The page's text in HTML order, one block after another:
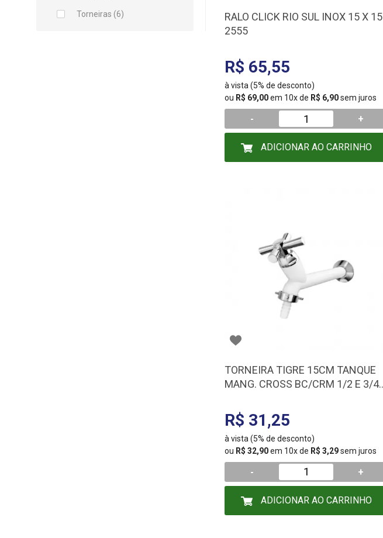
Torneiras (6)
RALO CLICK RIO SUL INOX 15 X 15
2555
R$ 65,55
à vista (5% de desconto)
ou R$ 69,00em 10x de R$ 6,90sem juros
- +
ADICIONAR AO CARRINHO
TORNEIRA TIGRE 15CM TANQUE
MANG. CROSS BC/CRM 1/2 E 3/4
R$ 31,25
à vista (5% de desconto)
ou R$ 32,90em 10x de R$ 3,29sem juros
- +
ADICIONAR AO CARRINHO